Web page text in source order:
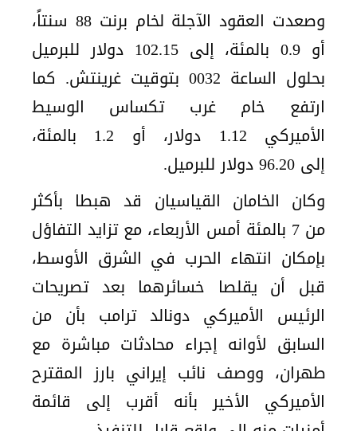
وصعدت العقود الآجلة لخام برنت 88 سنتاً،
أو 0.9 بالمئة، إلى 102.15 دولار للبرميل
بحلول الساعة 0032 بتوقيت غرينتش. كما
ارتفع خام غرب تكساس الوسيط
الأميركي 1.12 دولار، أو 1.2 بالمئة،
إلى 96.20 دولار للبرميل.
وكان الخامان القياسيان قد هبطا بأكثر
من 7 بالمئة أمس الأربعاء، مع تزايد التفاؤل
بإمكان انتهاء الحرب في الشرق الأوسط،
قبل أن يقلصا خسائرهما بعد تصريحات
الرئيس الأميركي دونالد ترامب بأن من
السابق لأوانه إجراء محادثات مباشرة مع
طهران، ووصف نائب إيراني بارز المقترح
الأميركي الأخير بأنه أقرب إلى قائمة